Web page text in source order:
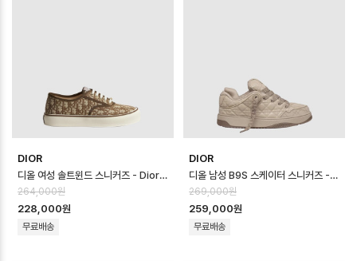
DIOR
디올 여성 솔트윈드 스니커즈 - Dior Womens Saltwind Sneakers - …
264,000원
228,000원
무료배송
DIOR
디올 남성 B9S 스케이터 스니커즈 - Dior Mens B9S Skater Sneaker…
269,000원
259,000원
무료배송